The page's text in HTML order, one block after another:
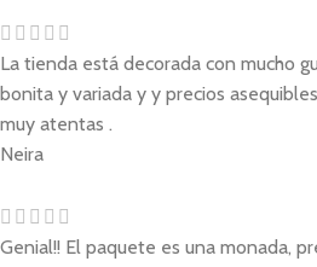
La tienda está decorada con mucho
bonita y variada y y precios
muy atentas .
Neira
Genial!! El paquete es una monada,